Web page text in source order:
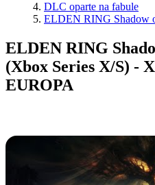
DLC oparte na fabule
ELDEN RING Shadow
ELDEN RING
(Xbox Series X/S) -
EUROPA